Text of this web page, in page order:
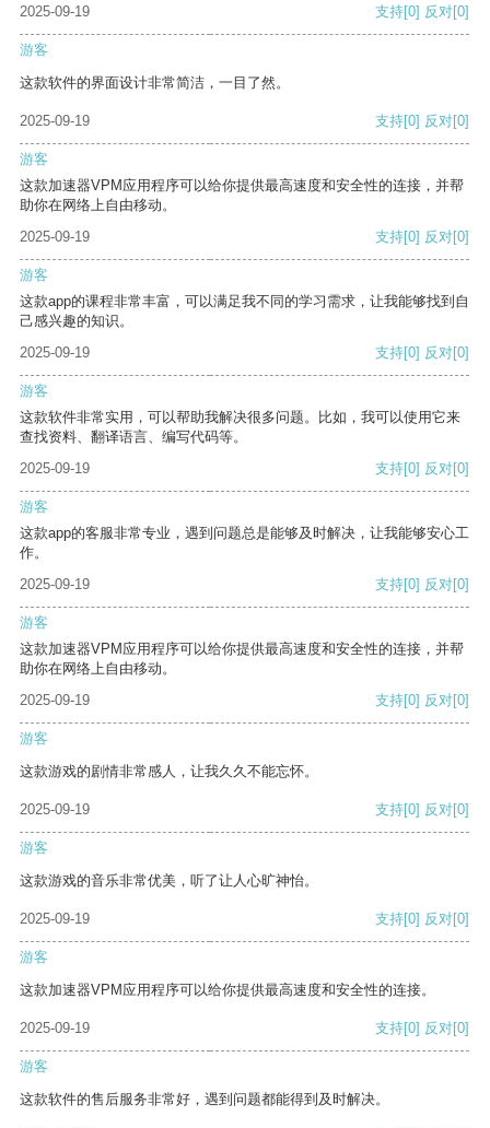
2025-09-19 支持[0] 反对[0]
游客
这款软件的界面设计非常简洁，一目了然。
2025-09-19 支持[0] 反对[0]
游客
这款加速器VPM应用程序可以给你提供最高速度和安全性的连接，并帮
助你在网络上自由移动。
2025-09-19
支持[0] 反对[0]
游客
这款app的课程非常丰富，可以满足我不同的学习需求，让我能够找到自
己感兴趣的知识。
2025-09-19
支持[0] 反对[0]
游客
这款软件非常实用，可以帮助我解决很多问题。比如，我可以使用它来
查找资料、翻译语言、编写代码等。
2025-09-19
支持[0] 反对[0]
游客
这款app的客服非常专业，遇到问题总是能够及时解决，让我能够安心工
作。
2025-09-19
支持[0] 反对[0]
游客
这款加速器VPM应用程序可以给你提供最高速度和安全性的连接，并帮
助你在网络上自由移动。
2025-09-19
支持[0] 反对[0]
游客
这款游戏的剧情非常感人，让我久久不能忘怀。
2025-09-19 支持[0] 反对[0]
游客
这款游戏的音乐非常优美，听了让人心旷神怡。
2025-09-19 支持[0] 反对[0]
游客
这款加速器VPM应用程序可以给你提供最高速度和安全性的连接。
2025-09-19 支持[0] 反对[0]
游客
这款软件的售后服务非常好，遇到问题都能得到及时解决。